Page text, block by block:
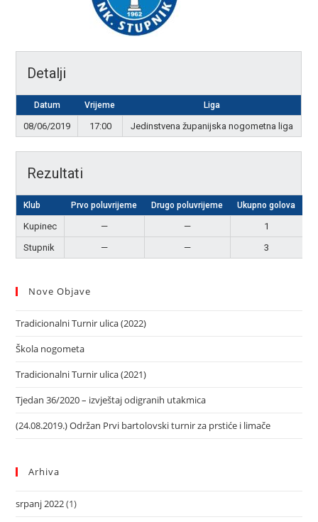
Detalji
Datum Vrijeme Liga
08/06/2019 17:00 Jedinstvena županijska nogometna liga
Rezultati
Klub Prvo poluvrijeme Drugo poluvrijeme Ukupno golova
Kupinec — — 1
Stupnik
— — 3
Nove Objave
Tradicionalni Turnir ulica (2022)
Škola nogometa
Tradicionalni Turnir ulica (2021)
Tjedan 36/2020 – izvještaj odigranih utakmica
(24.08.2019.) Održan Prvi bartolovski turnir za prstiće i limače
Arhiva
srpanj 2022(1)